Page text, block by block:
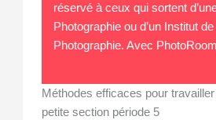
réservé à ceux qui sortent
Photographie ou d’un Institut de
Photographie. Avec
Méthodes efficaces pour
petite section période 5